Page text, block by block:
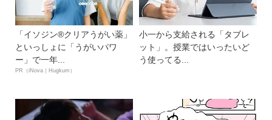
「イソジン®クリアうがい薬」
といっしょに「うがいパワ
ー」で一年...
PR（iNova｜Hugkum）
小一から支給される「タブレ
ット」。授業ではいったいど
う使ってる...